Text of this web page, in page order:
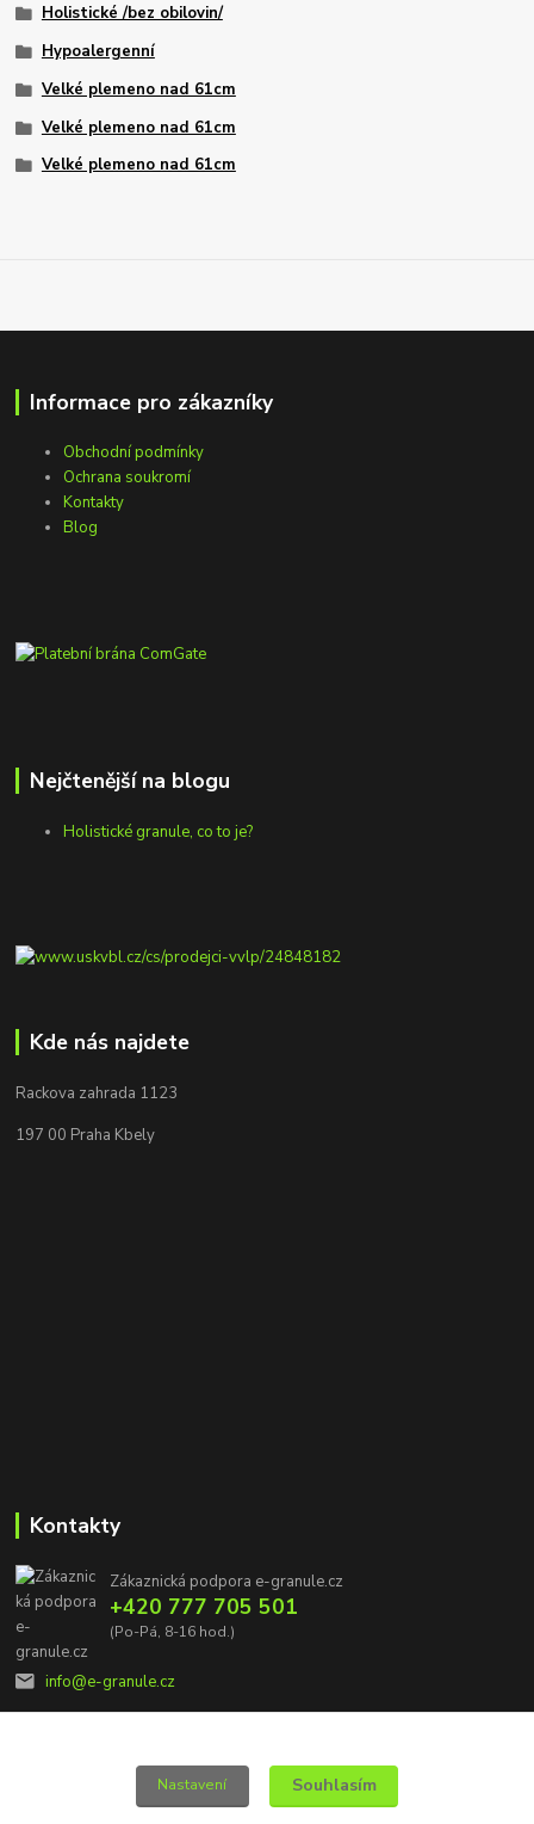
Holistické /bez obilovin/
Hypoalergenní
Velké plemeno nad 61cm
Velké plemeno nad 61cm
Velké plemeno nad 61cm
Informace pro zákazníky
Obchodní podmínky
Ochrana soukromí
Kontakty
Blog
Nejčtenější na blogu
Holistické granule, co to je?
Kde nás najdete
Rackova zahrada 1123
197 00 Praha Kbely
Kontakty
Zákaznická podpora e-granule.cz
+420 777 705 501
(Po-Pá, 8-16 hod.)
info@e-granule.cz
Nastavení Souhlasím